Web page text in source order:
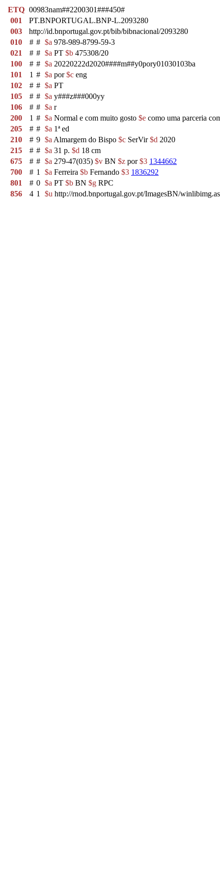
ETQ 00983nam##2200301###450#
001
PT.BNPORTUGAL.BNP-L.2093280
003
http://id.bnportugal.gov.pt/bib/bibnacional/2093280
010
# # $a 978-989-8799-59-3
021
# # $a PT $b 475308/20
100
# # $a 20220222d2020####m##y0pory01030103ba
101
1 # $a por$c eng
102
# # $a PT
105
# # $a y###z###000yy
106
# # $a r
200
1 # $a Normal e com muito gosto $e como uma parceria
205
# # $a 1ª ed
210
# 9 $a Almargem do Bispo $c SerVir$d 2020
215
# # $a 31 p. $d 18 cm
675
# # $a 279-47(035) $v BN $z por$3 1344662
700
# 1 $a Ferreira $b Fernando $3 1836292
801
# 0 $a PT $b BN $g RPC
856
4 1 $u http://rnod.bnportugal.gov.pt/ImagesBN/